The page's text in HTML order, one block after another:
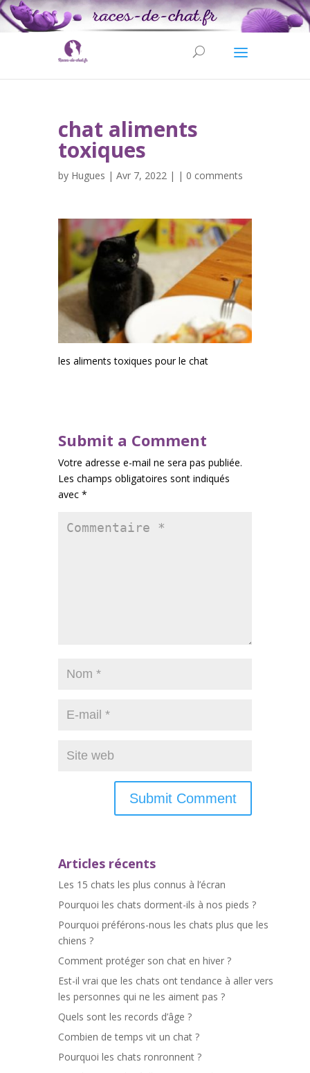
chat aliments
toxiques
by Hugues | Avr 7, 2022 | | 0 comments
les aliments toxiques pour le chat
Submit a Comment
Votre adresse e-mail ne sera pas publiée.
Les champs obligatoires sont indiqués
avec *
Articles récents
Les 15 chats les plus connus à l’écran
Pourquoi les chats dorment-ils à nos pieds ?
Pourquoi préférons-nous les chats plus que les
chiens ?
Comment protéger son chat en hiver ?
Est-il vrai que les chats ont tendance à aller vers
les personnes qui ne les aiment pas ?
Quels sont les records d’âge ?
Combien de temps vit un chat ?
Pourquoi les chats ronronnent ?